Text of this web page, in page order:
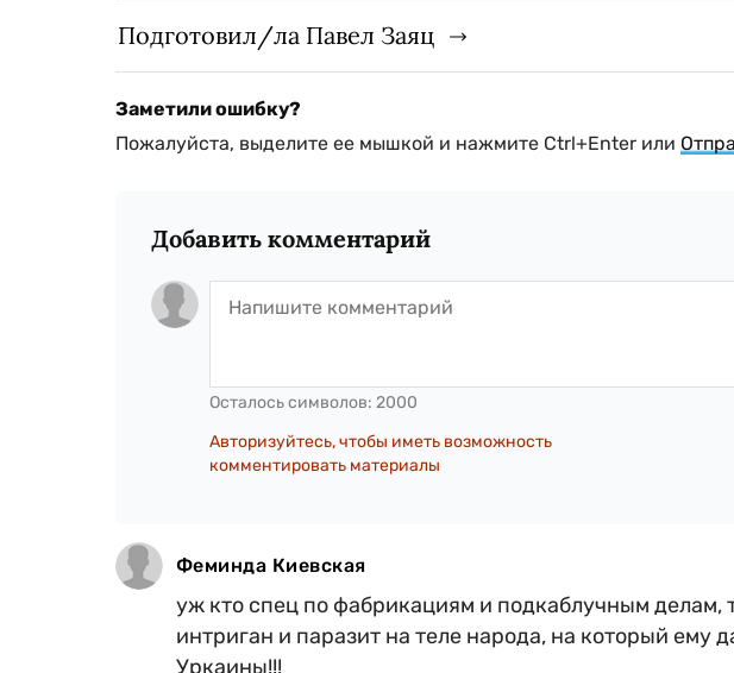
Подготовил/ла Павел Заяц
Заметили ошибку?
Пожалуйста, выделите ее мышкой и нажмите Ctrl+Enter или
Добавить комментарий
Осталось символов: 2000
Авторизуйтесь, чтобы иметь возможность
комментировать материалы
Феминда Киевская
уж кто спец по фабрикациям и подкаблучным делам,
интриган и паразит на теле народа, на который ему
Уркаины!!!